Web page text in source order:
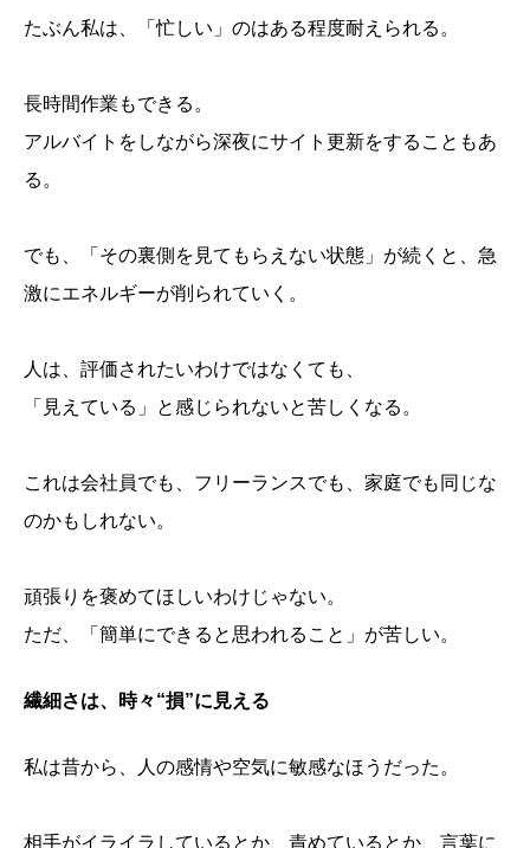
たぶん私は、「忙しい」のはある程度耐えられる。
長時間作業もできる。
アルバイトをしながら深夜にサイト更新をすることもあ
る。
でも、「その裏側を見てもらえない状態」が続くと、急
激にエネルギーが削られていく。
人は、評価されたいわけではなくても、
「見えている」と感じられないと苦しくなる。
これは会社員でも、フリーランスでも、家庭でも同じな
のかもしれない。
頑張りを褒めてほしいわけじゃない。
ただ、「簡単にできると思われること」が苦しい。
繊細さは、時々“損”に見える
私は昔から、人の感情や空気に敏感なほうだった。
相手がイライラしているとか、責めているとか、言葉に